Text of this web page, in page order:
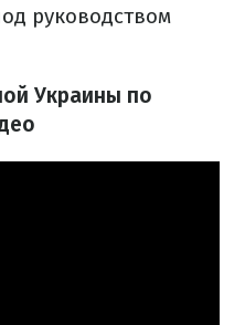
руководством
Украины по